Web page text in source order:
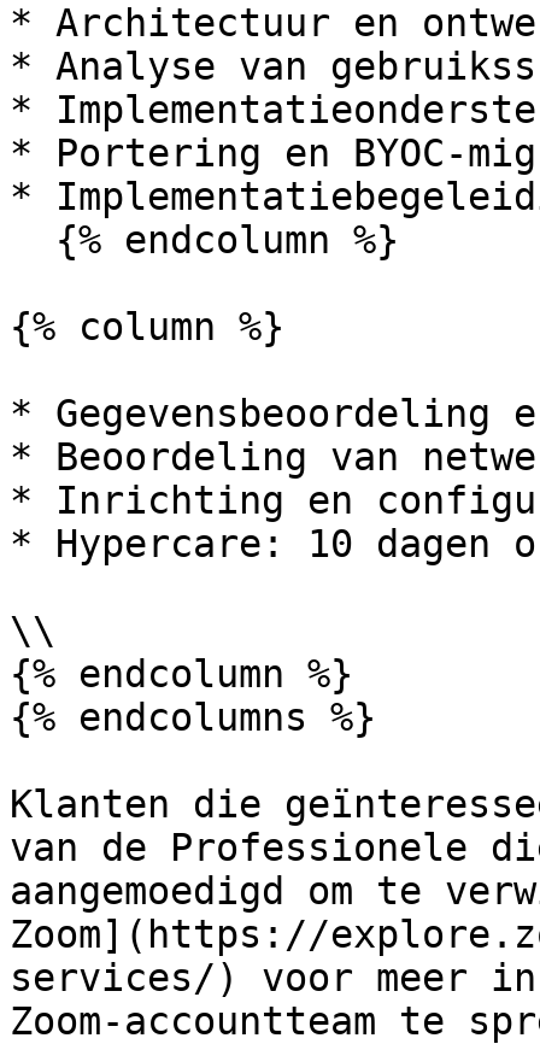
* Architectuur en
* Analyse van
*
* Portering en BYOC-
*
{% column %}
*
* Beoordeling van
* Inrichting en
* Hypercare: 10 dagen
\\
{% endcolumn %}
{% endcolumns %}
Klanten die
van de Professionele
aangemoedigd om te
Zoom](https://
services/) voor meer
Zoom-accountteam te